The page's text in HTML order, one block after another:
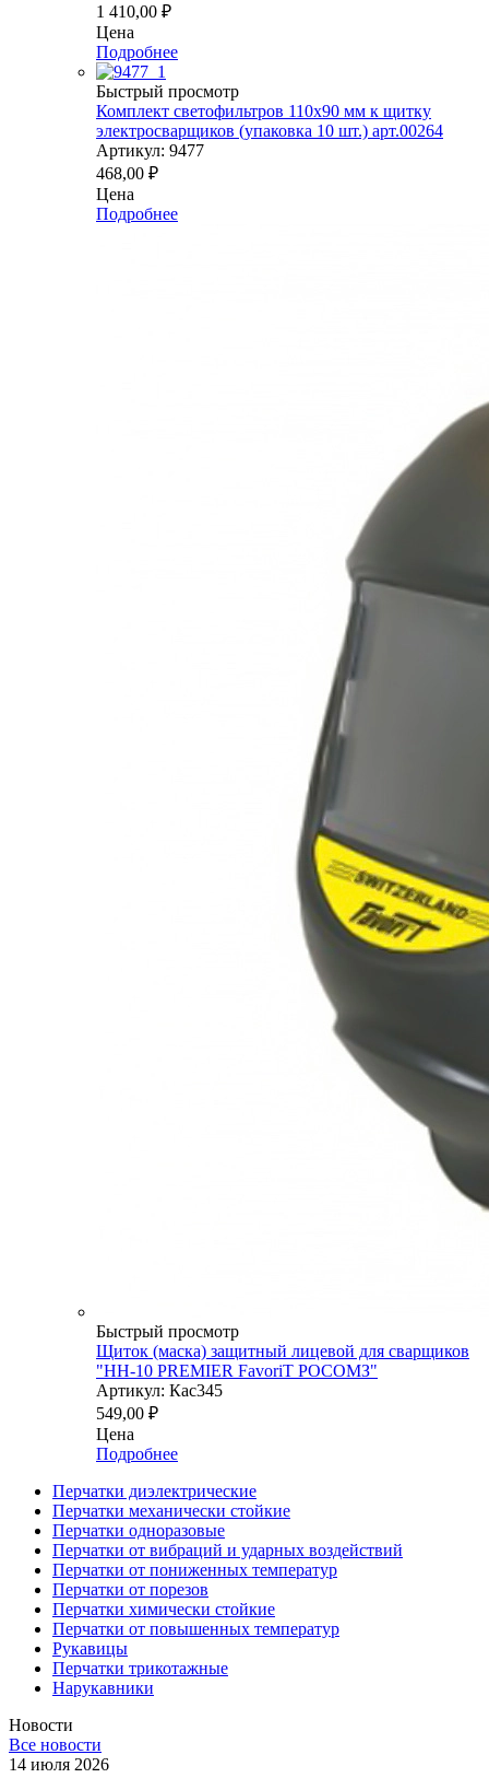
1 410,00 ₽
Цена
Подробнее
Быстрый просмотр
Комплект светофильтров 110х90 мм к щитку
электросварщиков (упаковка 10 шт.) арт.00264
Артикул: 9477
468,00 ₽
Цена
Подробнее
Быстрый просмотр
Щиток (маска) защитный лицевой для сварщиков
"НН-10 PREMIER FavoriT РОСОМЗ"
Артикул: Кас345
549,00 ₽
Цена
Подробнее
Перчатки диэлектрические
Перчатки механически стойкие
Перчатки одноразовые
Перчатки от вибраций и ударных воздействий
Перчатки от пониженных температур
Перчатки от порезов
Перчатки химически стойкие
Перчатки от повышенных температур
Рукавицы
Перчатки трикотажные
Нарукавники
Новости
Все новости
14 июля 2026